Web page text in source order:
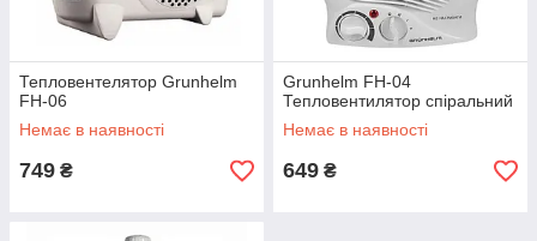
Тепловентелятор Grunhelm
FH-06
Немає в наявності
749 ₴
Grunhelm FH-04
Тепловентилятор спіральний
Немає в наявності
649 ₴